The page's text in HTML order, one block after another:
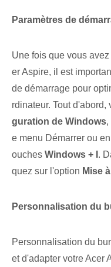
Paramètres de
Une fois que vous
er Aspire, il est
de démarrage pour
rdinateur. Tout
guration de Windows,
e menu Démarrer ou
ouches Windows + I .
quez sur l'option Mise
Personnalisation du
Personnalisation du
et d'adapter votre Acer